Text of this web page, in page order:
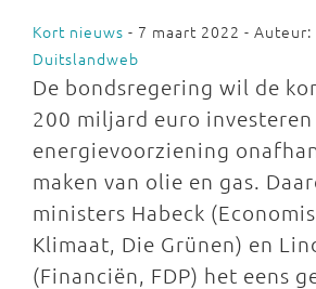
Kort nieuws - 7 maart 2022 - Auteur:
Duitslandweb
De bondsregering wil de
200 miljard euro investeren
energievoorziening
maken van olie en gas.
ministers Habeck
Klimaat, Die Grünen) en
(Financiën, FDP) het eens